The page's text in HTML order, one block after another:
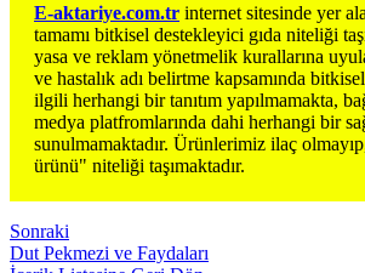
E-aktariye.com.tr internet sitesinde yer
tamamı bitkisel destekleyici gıda niteliği
yasa ve reklam yönetmelik kurallarına
ve hastalık adı belirtme kapsamında
ilgili herhangi bir tanıtım yapılmamakta,
medya platfromlarında dahi herhangi bir
sunulmamaktadır. Ürünlerimiz ilaç
ürünü" niteliği taşımaktadır.
Sonraki
Dut Pekmezi ve Faydaları